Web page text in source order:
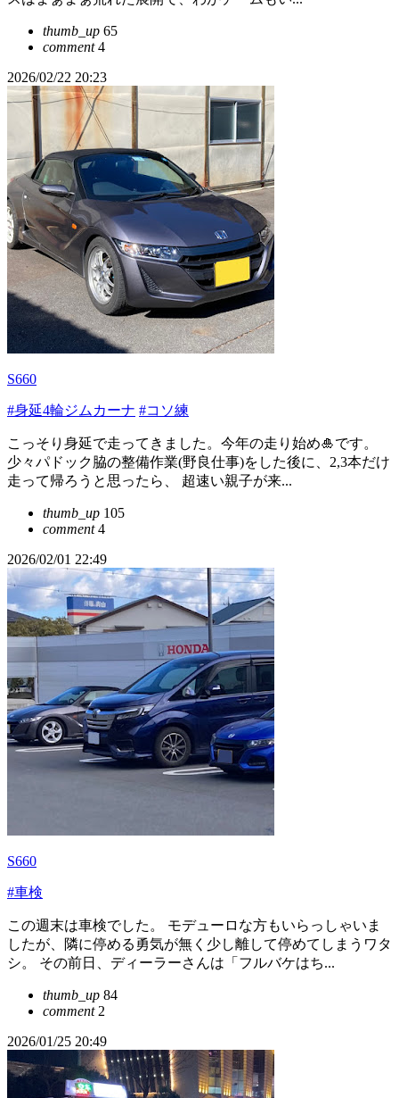
thumb_up 65
comment4
2026/02/22 20:23
S660
#身延4輪ジムカーナ #コソ練
こっそり身延で走ってきました。今年の走り始め🎍です。
少々パドック脇の整備作業(野良仕事)をした後に、2,3本だけ
走って帰ろうと思ったら、 超速い親子が来...
thumb_up 105
comment4
2026/02/01 22:49
S660
#車検
この週末は車検でした。 モデューロな方もいらっしゃいま
したが、隣に停める勇気が無く少し離して停めてしまうワタ
シ。 その前日、ディーラーさんは「フルバケはち...
thumb_up 84
comment2
2026/01/25 20:49